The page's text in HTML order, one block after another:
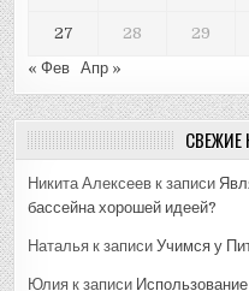
27 28 29
« Фев
Апр »
Никита Алексеев к записи
бассейна хорошей идеей?
Наталья к записиУчимся у
Юлия к записи